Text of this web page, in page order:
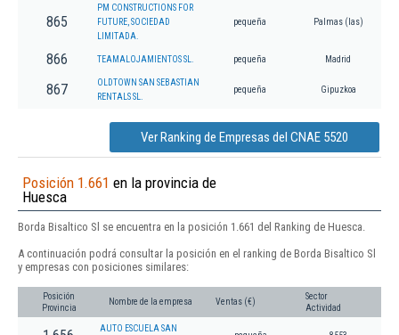
865
PM CONSTRUCTIONS FOR
FUTURE, SOCIEDAD
LIMITADA.
pequeña Palmas (las)
866 TEAMALOJAMIENTOS SL. pequeña Madrid
867
OLDTOWN SAN SEBASTIAN
RENTALS SL.
pequeña Gipuzkoa
Ver Ranking de Empresas del CNAE 5520
Posición 1.661 en la provincia de
Huesca
Borda Bisaltico Sl se encuentra en la posición 1.661 del Ranking de Huesca.
A continuación podrá consultar la posición en el ranking de Borda Bisaltico Sl
y empresas con posiciones similares:
Posición
Provincia
Nombre de la empresa Ventas (€)
Sector
Actividad
AUTO ESCUELA SAN